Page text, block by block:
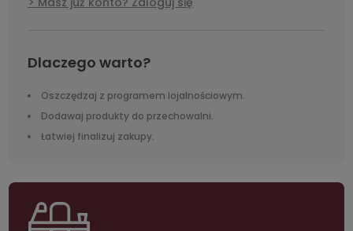
Dlaczego warto?
Oszczędzaj z programem lojalnościowym.
Dodawaj produkty do przechowalni.
Łatwiej finalizuj zakupy.